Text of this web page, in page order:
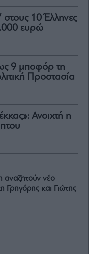
στους 10 Έλληνες
ευρώ
9 μποφόρ τη
Προστασία
Ανοιχτή η
αναζητούν νέο
Γρηγόρης και Γιώτης